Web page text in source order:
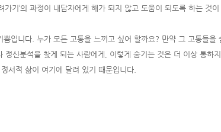
기’의 과정이 내담자에게 해가 되지 않고 도움이 되도록 하는 것
입니다. 누가 모든 고통을 느끼고 싶어 할까요? 만약 그 고통들을
신분석을 찾게 되는 사람에게, 이렇게 숨기는 것은 더 이상 통하
서적 삶이 여기에 달려 있기 때문입니다.